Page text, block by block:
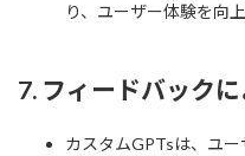
り、ユーザー体験を向
7. フィードバック
カスタムGPTsは、ユ